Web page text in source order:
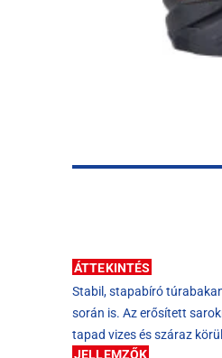
ÁTTEKINTÉS
Stabil, stapabíró
során is. Az erősített
tapad vizes és száraz
JELLEMZŐK